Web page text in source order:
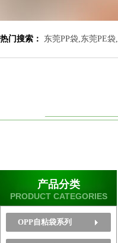
热门搜索： 东莞PP袋,东莞PE袋,
产品分类
PRODUCT CATEGORIES
OPP自粘袋系列